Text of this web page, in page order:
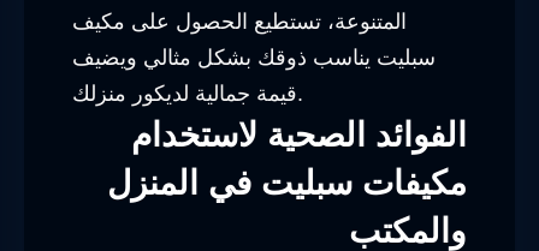
المتنوعة، تستطيع الحصول على مكيف
سبليت يناسب ذوقك بشكل مثالي ويضيف
قيمة جمالية لديكور منزلك.
الفوائد الصحية لاستخدام
مكيفات سبليت في المنزل
والمكتب